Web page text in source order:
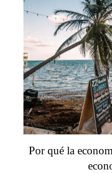
Por qué la